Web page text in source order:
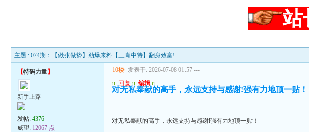
站
主题 : 074期：【做张做势】劲爆来料【三肖中特】翻身致富!
【特码力量】
新手上路
发帖:4376
威望: 12067 点
10楼 发表于: 2026-07-08 01:57 ---
u 回复 u 编辑 u
对无私奉献的高手，永远支持与感谢!强有力地顶一贴！
对无私奉献的高手，永远支持与感谢!强有力地顶一贴！